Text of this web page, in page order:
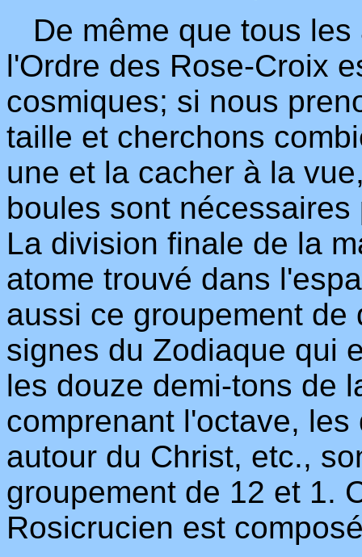
De même que tous les
l'Ordre des Rose-Croix
cosmiques; si nous
taille et cherchons
une et la cacher à la
boules sont
La division finale de la
atome trouvé dans
aussi ce groupement
signes du Zodiaque qui
les douze demi-tons de
comprenant l'octave,
autour du Christ, etc.,
groupement de 12 et 1.
Rosicrucien est